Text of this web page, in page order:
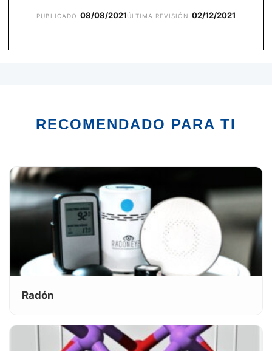
PUBLICADO 08/08/2021ÚLTIMA REVISIÓN 02/12/2021
RECOMENDADO PARA TI
Radón